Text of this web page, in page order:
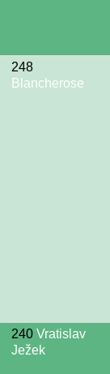
248
Blancherose
240 Vratislav
Ježek